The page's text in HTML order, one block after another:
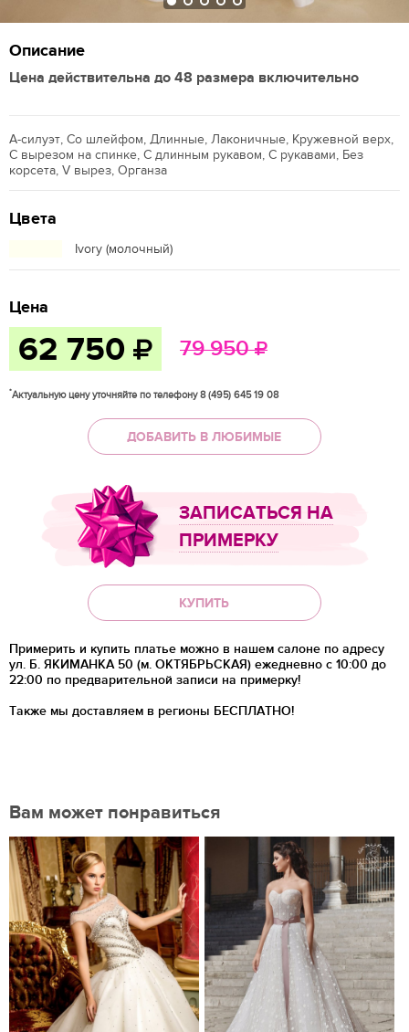
Описание
Цена действительна до 48 размера включительно
А-силуэт, Со шлейфом, Длинные, Лаконичные, Кружевной верх,
С вырезом на спинке, С длинным рукавом, С рукавами, Без
корсета, V вырез, Органза
Цвета
Ivory (молочный)
Цена
62 750 79 950
*Актуальную цену уточняйте по телефону 8 (495) 645 19 08
ДОБАВИТЬ В ЛЮБИМЫЕ
ЗАПИСАТЬСЯ НА
ПРИМЕРКУ
КУПИТЬ
Примерить и купить платье можно в нашем салоне по адресу
ул. Б. ЯКИМАНКА 50 (м. ОКТЯБРЬСКАЯ) ежедневно с 10:00 до
22:00 по предварительной записи на примерку!
Также мы доставляем в регионы БЕСПЛАТНО!
Вам может понравиться
Нравится